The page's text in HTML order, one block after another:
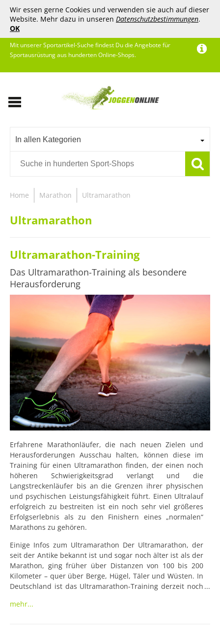
Wir essen gerne Cookies und verwenden sie auch auf dieser
Website. Mehr dazu in unseren Datenschutzbestimmungen.
OK
Mit unserer Sportartikel-Suche findest Du die Angebote für
Sportausrüstung aus hunderten Online-Shops.
In allen Kategorien
Home Marathon Ultramarathon
Ultramarathon
Ultramarathon-Training
Das Ultramarathon-Training als besondere
Herausforderung
Erfahrene Marathonläufer, die nach neuen Zielen und
Herausforderungen Ausschau halten, können diese im
Training für einen Ultramarathon finden, der einen noch
höheren Schwierigkeitsgrad verlangt und die
Langstreckenläufer bis an die Grenzen ihrer physischen
und psychischen Leistungsfähigkeit führt. Einen Ultralauf
erfolgreich zu bestreiten ist ein noch sehr viel größeres
Erfolgserlebnis als zu den Finishern eines „normalen“
Marathons zu gehören.
Einige Infos zum Ultramarathon Der Ultramarathon, der
seit der Antike bekannt ist und sogar noch älter ist als der
Marathon, ging früher über Distanzen von 100 bis 200
Kilometer – quer über Berge, Hügel, Täler und Wüsten. In
Deutschland ist das Ultramarathon-Training derzeit noch
Nachbarländern wie England und Frankreich ist es bereits
mehr...